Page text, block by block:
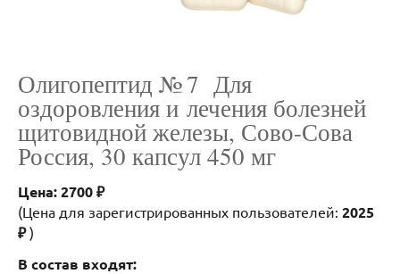
Олигопептид № 7 Для
оздоровления и лечения болезней
щитовидной железы, Сово-Сова
Россия, 30 капсул 450 мг
Цена: 2700 ₽
(Цена для зарегистрированных пользователей: 2025
₽)
В состав входят: